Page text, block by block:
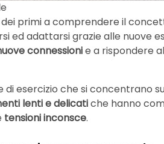
dei primi a comprendere il
ed adattarsi grazie alle nuove
connessionie a rispondere
esercizio che si concentrano
lenti e delicatiche hanno
tensioni inconsce.